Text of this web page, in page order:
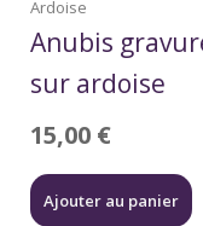
Ardoise
Anubis
sur ardoise
15,00 €
Ajouter au panier